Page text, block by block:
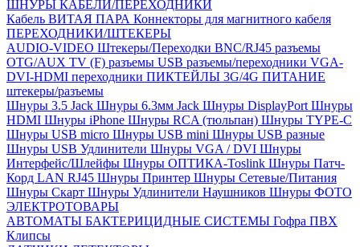
ШНУРЫ КАБЕЛИ/ПЕРЕХОДНИКИ
Кабель ВИТАЯ ПАРА Коннекторы для магнитного кабеля
ПЕРЕХОДНИКИ/ШТЕКЕРЫ
AUDIO-VIDEO Штекеры/Переходки BNC/RJ45 разъемы
OTG/AUX TV (F) разъемы USB разъемы/переходники VGA-
DVI-HDMI переходники ПИКТЕЙЛЫ 3G/4G ПИТАНИЕ
штекеры/разъемы
Шнуры 3.5 Jack Шнуры 6.3мм Jack Шнуры DisplayPort Шнуры
HDMI Шнуры iPhone Шнуры RCA (тюльпан) Шнуры TYPE-C
Шнуры USB micro Шнуры USB mini Шнуры USB разные
Шнуры USB Удлинители Шнуры VGA / DVI Шнуры
Интерфейс/Шлейфы Шнуры ОПТИКА-Toslink Шнуры Патч-
Корд LAN RJ45 Шнуры Принтер Шнуры Сетевые/Питания
Шнуры Скарт Шнуры Удлинители Наушников Шнуры ФОТО
ЭЛЕКТРОТОВАРЫ
АВТОМАТЫ БАКТЕРИЦИДНЫЕ СИСТЕМЫ Гофра ПВХ
Клипсы